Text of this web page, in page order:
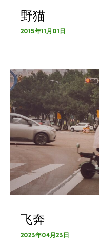
野猫
2015年11月01日
飞奔
2023年04月23日